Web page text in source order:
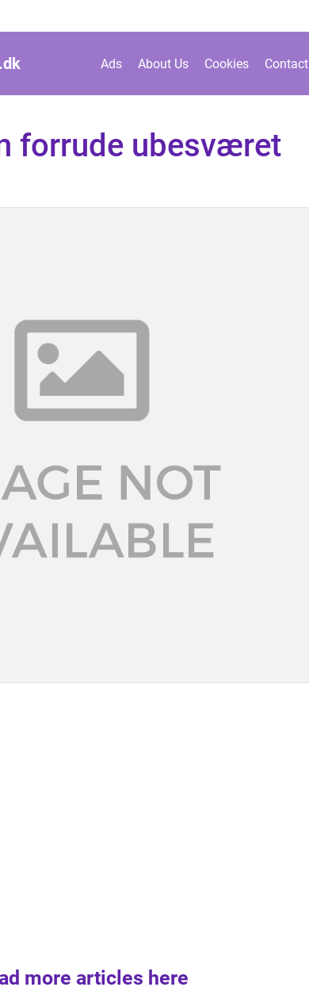
dk Ads About Us Cookies Contact
forrude ubesværet
more articles here